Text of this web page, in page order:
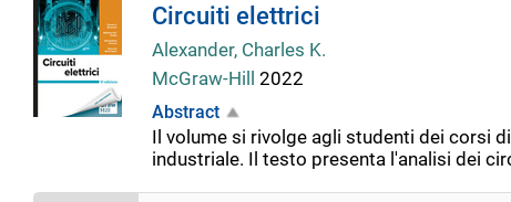
Dettaglio
del
documento
Circuiti elettrici
Alexander, Charles K.
McGraw-Hill 2022
Abstract
Il volume si rivolge agli studenti dei corsi
industriale. Il testo presenta l'analisi dei